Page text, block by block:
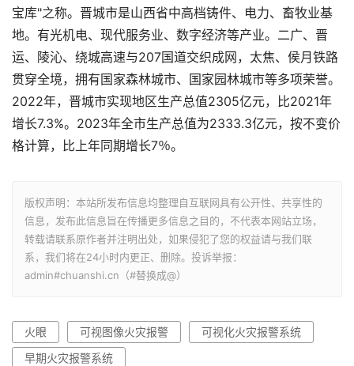
宝库"之称。晋城市是山西省中高档铸件、电力、畜牧业基
地。有光机电、现代服务业、数字经济等产业。二广、晋
运、陵沁、绕城高速与207国道交织成网，太焦、侯月铁路
贯穿全境，拥有国家森林城市、国家园林城市等多项荣誉。
2022年，晋城市实现地区生产总值2305亿元，比2021年
增长7.3%。2023年全市生产总值为2333.3亿元，按不变价
格计算，比上年同期增长7％。
版权声明：本站所发布信息均整理自互联网具有公开性、共享性的
信息，发布此信息旨在传播更多信息之目的，不代表本网站立场，
转载请联系原作者并注明出处，如果侵犯了您的权益请与我们联
系，我们将在24小时内更正、删除。投诉举报：
admin#chuanshi.cn（#替换成@）
火眼 可视图像火灾报警
可视化火灾报警系统
早期火灾报警系统